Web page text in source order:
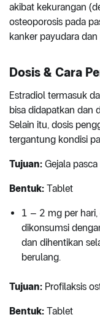
akibat kekurangan
osteoporosis pada
kanker payudara
Dosis & Cara
Estradiol termasuk
bisa didapatkan dan
Selain itu, dosis
tergantung kondisi
Tujuan: Gejala
Bentuk: Tablet
1 – 2 mg per hari,
dikonsumsi
dan dihentikan
berulang.
Tujuan: Profilaksis
Bentuk: Tablet